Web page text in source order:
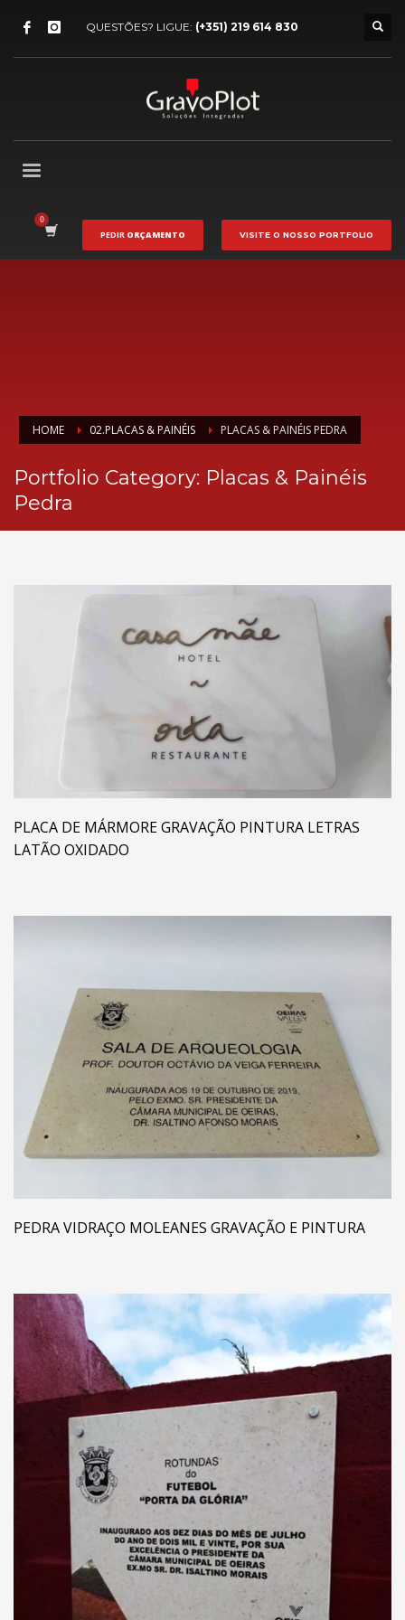
QUESTÕES? LIGUE: (+351) 219 614 830
PEDIR ORÇAMENTO VISITE O NOSSO PORTFOLIO
HOME 02.PLACAS & PAINÉIS PLACAS & PAINÉIS PEDRA
Portfolio Category: Placas & Painéis
Pedra
PLACA DE MÁRMORE GRAVAÇÃO PINTURA LETRAS
LATÃO OXIDADO
PEDRA VIDRAÇO MOLEANES GRAVAÇÃO E PINTURA